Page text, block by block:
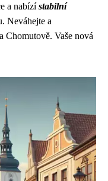
a nabízístabilní
Neváhejte a
Chomutově. Vaše nová